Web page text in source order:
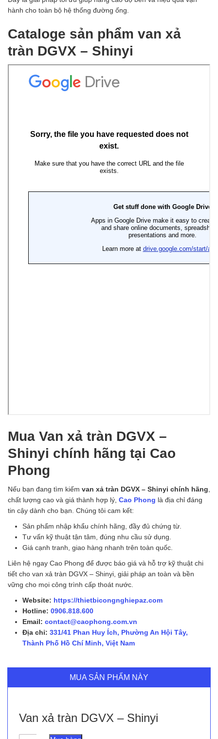
hành cho toàn bộ hệ thống đường ống.
Cataloge sản phẩm van xả
tràn DGVX – Shinyi
Mua Van xả tràn DGVX –
Shinyi chính hãng tại Cao
Phong
Nếu bạn đang tìm kiếm van xả tràn DGVX – Shinyi chính hãng,
chất lượng cao và giá thành hợp lý, Cao Phong là địa chỉ đáng
tin cậy dành cho bạn. Chúng tôi cam kết:
Sản phẩm nhập khẩu chính hãng, đầy đủ chứng từ.
Tư vấn kỹ thuật tận tâm, đúng nhu cầu sử dụng.
Giá cạnh tranh, giao hàng nhanh trên toàn quốc.
Liên hệ ngay Cao Phong để được báo giá và hỗ trợ kỹ thuật chi
tiết cho van xả tràn DGVX – Shinyi, giải pháp an toàn và bền
vững cho mọi công trình cấp thoát nước.
Website: https://thietbicongnghiepaz.com
Hotline: 0906.818.600
Email: contact@caophong.com.vn
Địa chỉ: 331/41 Phan Huy Ích, Phường An Hội Tây,
Thành Phố Hồ Chí Minh, Việt Nam
MUA SẢN PHẨM NÀY
Van xả tràn DGVX – Shinyi